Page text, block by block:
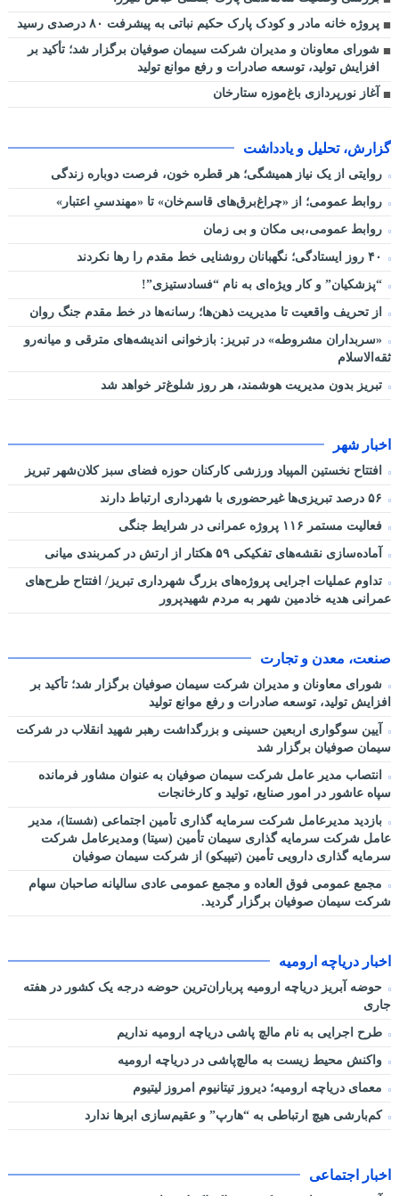
پروژه خانه مادر و کودک پارک حکیم نباتی به پیشرفت ۸۰ درصدی رسید
شورای معاونان و مدیران شرکت سیمان صوفیان برگزار شد؛ تأکید بر
افزایش تولید، توسعه صادرات و رفع موانع تولید
آغاز نورپردازی باغ‌موزه ستارخان
گزارش، تحلیل و یادداشت
روایتی از یک نیاز همیشگی؛ هر قطره خون، فرصت دوباره زندگی
روابط عمومی؛ از «چراغ‌برق‌های قاسم‌خان» تا «مهندسیِ اعتبار»
روابط عمومی،بی مکان و بی زمان
“پزشکیان” و کار ویژه‌ای به نام “فسادستیزی”!
از تحریف واقعیت تا مدیریت ذهن‌ها؛ رسانه‌ها در خط مقدم جنگ روان
«سربداران مشروطه» در تبریز: بازخوانی اندیشه‌های مترقی و میانه‌رو
ثقه‌الاسلام
تبریز بدون مدیریت هوشمند، هر روز شلوغ‌تر خواهد شد
اخبار شهر
افتتاح نخستین المپیاد ورزشی کارکنان حوزه فضای سبز کلان‌شهر تبریز
فعالیت مستمر ۱۱۶ پروژه عمرانی در شرایط جنگی
آماده‌سازی نقشه‌های تفکیکی ۵۹ هکتار از ارتش در کمربندی میانی
تداوم عملیات اجرایی پروژه‌های بزرگ شهرداری تبریز/ افتتاح طرح‌های
عمرانی هدیه خادمین شهر به مردم شهیدپرور
صنعت، معدن و تجارت
شورای معاونان و مدیران شرکت سیمان صوفیان برگزار شد؛ تأکید بر
افزایش تولید، توسعه صادرات و رفع موانع تولید
آیین سوگواری اربعین حسینی و بزرگداشت رهبر شهید انقلاب در شرکت
سیمان صوفیان برگزار شد
انتصاب مدیر عامل شرکت سیمان صوفیان به عنوان مشاور فرمانده
سپاه عاشور در امور صنایع، تولید و کارخانجات
بازدید مدیرعامل شرکت سرمایه گذاری تأمین اجتماعی (شستا)، مدیر
عامل شرکت سرمایه گذاری سیمان تأمین (سیتا) ومدیرعامل شرکت
سرمایه گذاری دارویی تأمین (تیپیکو) از شرکت سیمان صوفیان
مجمع عمومی فوق العاده و مجمع عمومی عادی سالیانه صاحبان سهام
شرکت سیمان صوفیان برگزار گردید.
اخبار دریاچه ارومیه
حوضه آبریز دریاچه ارومیه پرباران‌ترین حوضه‌ درجه یک کشور در هفته
جاری
طرح اجرایی به نام مالچ پاشی دریاچه ارومیه نداریم
واکنش محیط زیست به مالچ‌پاشی در دریاچه ارومیه
معمای دریاچه ارومیه؛ دیروز تیتانیوم امروز لیتیوم
کم‌بارشی هیچ ارتباطی به “هارپ” و عقیم‌سازی ابرها ندارد
اخبار اجتماعی